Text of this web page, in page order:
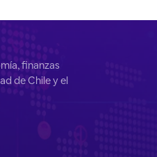
finanzas
de Chile y el